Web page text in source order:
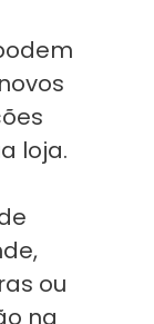
loja.
ou
na